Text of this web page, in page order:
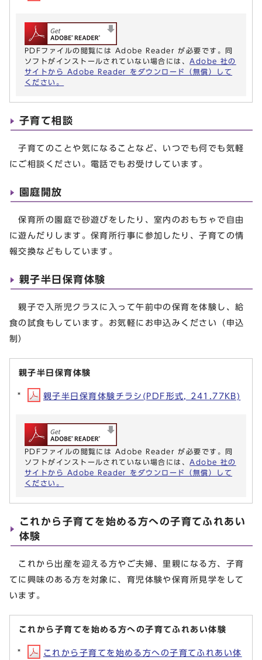
PDFファイルの閲覧には Adobe Reader が必要です。同
ソフトがインストールされていない場合には、 Adobe 社の
サイトから Adobe Reader をダウンロード（無償）して
ください。
子育て相談
子育てのことや気になることなど、いつでも何でも気軽
にご相談ください。電話でもお受けしています。
園庭開放
保育所の園庭で砂遊びをしたり、室内のおもちゃで自由
に遊んだりします。保育所行事に参加したり、子育ての情
報交換などもしています。
親子半日保育体験
親子で入所児クラスに入って午前中の保育を体験し、給
食の試食もしています。お気軽にお申込みください（申込
制）
親子半日保育体験
親子半日保育体験チラシ(PDF形式, 241.77KB)
PDFファイルの閲覧には Adobe Reader が必要です。同
ソフトがインストールされていない場合には、 Adobe 社の
サイトから Adobe Reader をダウンロード（無償）して
ください。
これから子育てを始める方への子育てふれあい
体験
これから出産を迎える方やご夫婦、里親になる方、子育
てに興味のある方を対象に、育児体験や保育所見学をして
います。
これから子育てを始める方への子育てふれあい体験
これから子育てを始める方への子育てふれあい体